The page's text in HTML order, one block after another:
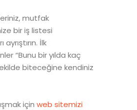
mutfak
bir iş listesi
İlk
“Bunu bir yılda kaç
biteceğine kendiniz
için web sitemizi